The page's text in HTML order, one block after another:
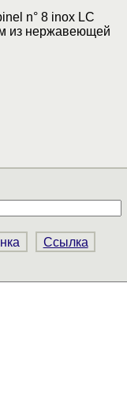
n° 8 inox LC
из нержавеющей
Ссылка